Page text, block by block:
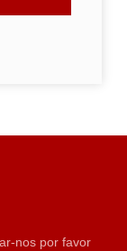
nos por favor